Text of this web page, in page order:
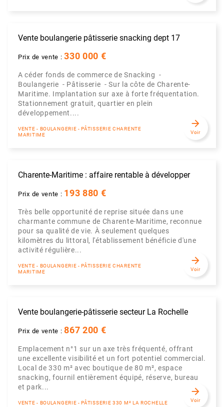
Vente boulangerie pâtisserie snacking dept 17
Prix de vente :330 000 €
A céder fonds de commerce de Snacking -
Boulangerie - Pâtisserie - Sur la côte de Charente-
Maritime. Implantation sur axe à forte fréquentation.
Stationnement gratuit, quartier en plein
développement....
VENTE - BOULANGERIE - PÂTISSERIE CHARENTE
MARITIME
arrow_forward
Voir
Charente-Maritime : affaire rentable à développer
Prix de vente : 193 880 €
Très belle opportunité de reprise située dans une
charmante commune de Charente-Maritime, reconnue
pour sa qualité de vie. À seulement quelques
kilomètres du littoral, l'établissement bénéficie d'une
activité régulière...
VENTE - BOULANGERIE - PÂTISSERIE CHARENTE
MARITIME
arrow_forward
Voir
Vente boulangerie-pâtisserie secteur La Rochelle
Prix de vente :867 200 €
Emplacement n°1 sur un axe très fréquenté, offrant
une excellente visibilité et un fort potentiel commercial.
Local de 330 m² avec boutique de 80 m², espace
snacking, fournil entièrement équipé, réserve, bureau
et park...
VENTE - BOULANGERIE - PÂTISSERIE 330 M² LA ROCHELLE
arrow_forward
Voir